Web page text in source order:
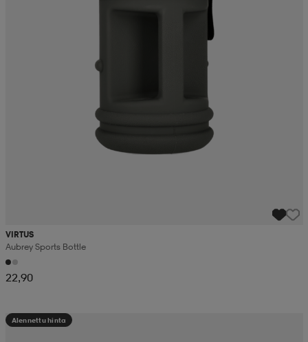
VIRTUS
Aubrey Sports Bottle
22,90
Alennettu hinta